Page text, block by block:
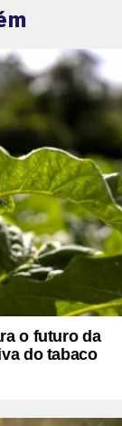
o futuro da
do tabaco